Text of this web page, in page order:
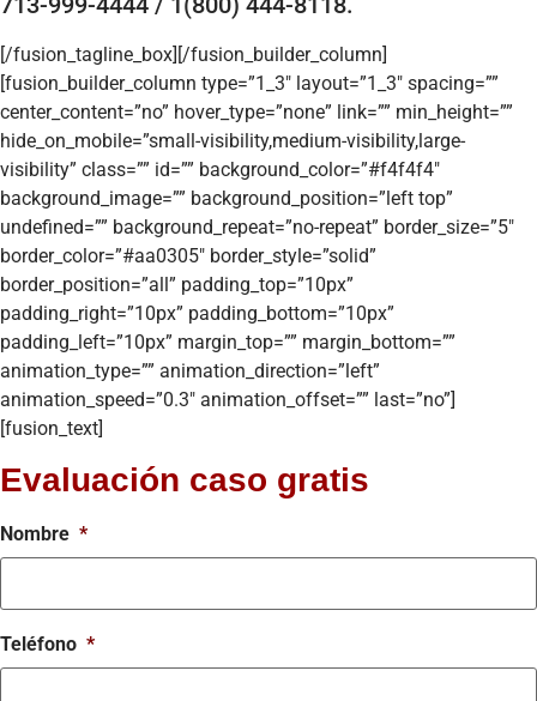
[/fusion_tagline_box][/fusion_builder_column]
[fusion_builder_column type=”1_3″ layout=”1_3″ spacing=””
center_content=”no” hover_type=”none” link=”” min_height=””
hide_on_mobile=”small-visibility,medium-visibility,large-
visibility” class=”” id=”” background_color=”#f4f4f4″
background_image=”” background_position=”left top”
undefined=”” background_repeat=”no-repeat” border_size=”5″
border_color=”#aa0305″ border_style=”solid”
border_position=”all” padding_top=”10px”
padding_right=”10px” padding_bottom=”10px”
padding_left=”10px” margin_top=”” margin_bottom=””
animation_type=”” animation_direction=”left”
animation_speed=”0.3″ animation_offset=”” last=”no”]
[fusion_text]
Evaluación caso gratis
Nombre *
Teléfono *